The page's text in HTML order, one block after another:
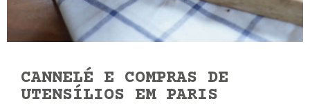
CANNELÉ E COMPRAS DE
UTENSÍLIOS EM PARIS